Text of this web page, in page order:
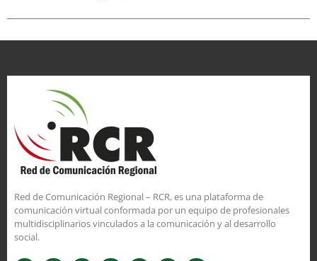
Red de Comunicación Regional – RCR, es una plataforma de
comunicación virtual conformada por un equipo de profesionales
multidisciplinarios vinculados a la comunicación y al desarrollo
social.